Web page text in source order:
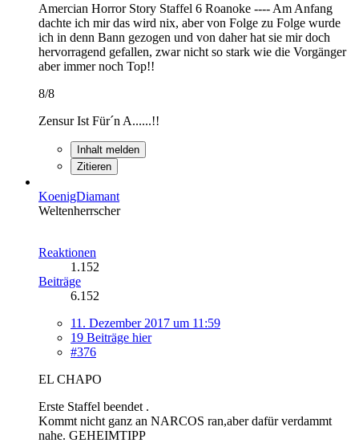
Amercian Horror Story Staffel 6 Roanoke ---- Am Anfang
dachte ich mir das wird nix, aber von Folge zu Folge wurde
ich in denn Bann gezogen und von daher hat sie mir doch
hervorragend gefallen, zwar nicht so stark wie die Vorgänger
aber immer noch Top!!
8/8
Zensur Ist Für´n A......!!
Inhalt melden
Zitieren
KoenigDiamant
Weltenherrscher
Reaktionen
1.152
Beiträge
6.152
11. Dezember 2017 um 11:59
19 Beiträge hier
#376
EL CHAPO
Erste Staffel beendet .
Kommt nicht ganz an NARCOS ran,aber dafür verdammt
nahe. GEHEIMTIPP